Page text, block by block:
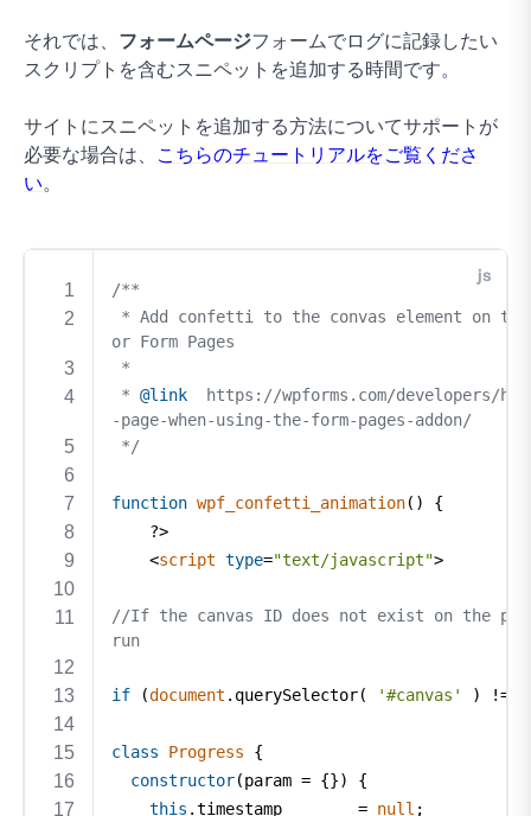
それでは、 フォームページフォームでログに記録したい
スクリプトを含むスニペットを追加する時間です。
サイトにスニペットを追加する方法についてサポートが
必要な場合は、 こちらのチュートリアルをご覧くださ
い。